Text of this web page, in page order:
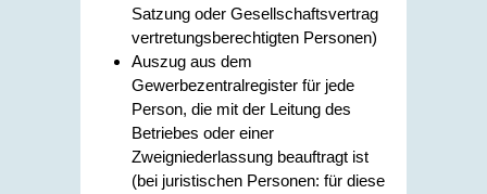
Satzung oder Gesellschaftsvertrag
vertretungsberechtigten Personen)
Auszug aus dem
Gewerbezentralregister für jede
Person, die mit der Leitung des
Betriebes oder einer
Zweigniederlassung beauftragt ist
(bei juristischen Personen: für diese